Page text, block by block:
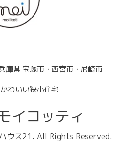
県 宝塚市・西宮市・尼崎市
わいい狭小住宅
イコッティ
ウス21 . All Rights Reserved.